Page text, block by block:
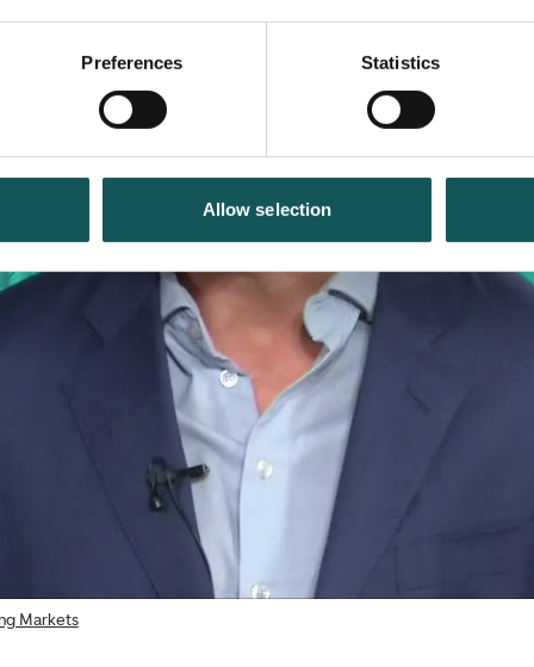
Preferences Statistics
Allow selection
Markets